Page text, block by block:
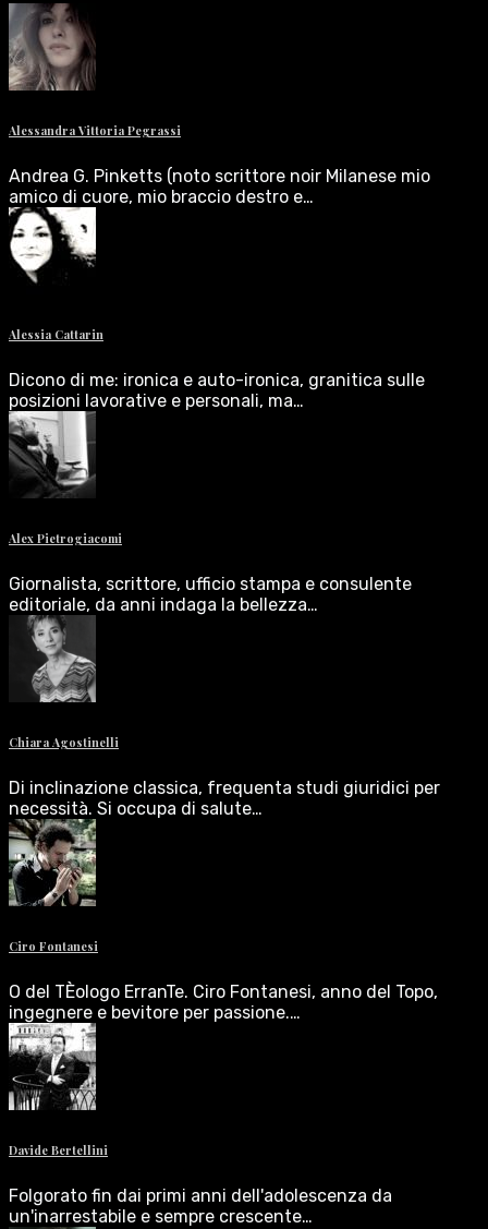
Alessandra Vittoria Pegrassi
Andrea G. Pinketts (noto scrittore noir Milanese mio
amico di cuore, mio braccio destro e…
Alessia Cattarin
Dicono di me: ironica e auto-ironica, granitica sulle
posizioni lavorative e personali, ma…
Alex Pietrogiacomi
Giornalista, scrittore, ufficio stampa e consulente
editoriale, da anni indaga la bellezza…
Chiara Agostinelli
Di inclinazione classica, frequenta studi giuridici per
necessità. Si occupa di salute…
Ciro Fontanesi
O del TÈologo ErranTe. Ciro Fontanesi, anno del Topo,
ingegnere e bevitore per passione.…
Davide Bertellini
Folgorato fin dai primi anni dell'adolescenza da
un'inarrestabile e sempre crescente…